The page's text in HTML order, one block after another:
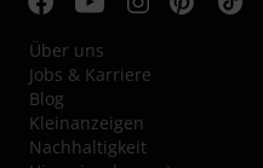
Über uns
Jobs & Karriere
Blog
Kleinanzeigen
Nachhaltigkeit